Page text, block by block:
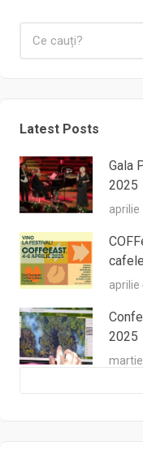
Latest Posts
Gala
2025
aprilie
aprilie
2025